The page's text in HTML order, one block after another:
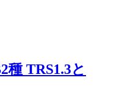
TRS1.3と